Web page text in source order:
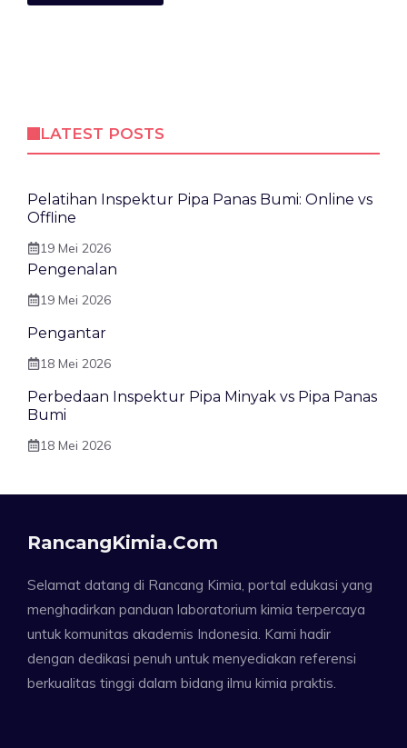
LATEST POSTS
Pelatihan Inspektur Pipa Panas Bumi: Online vs
Offline
19 Mei 2026
Pengenalan
19 Mei 2026
Pengantar
18 Mei 2026
Perbedaan Inspektur Pipa Minyak vs Pipa Panas
Bumi
18 Mei 2026
RancangKimia.com
Selamat datang di Rancang Kimia, portal edukasi yang
menghadirkan panduan laboratorium kimia terpercaya
untuk komunitas akademis Indonesia. Kami hadir
dengan dedikasi penuh untuk menyediakan referensi
berkualitas tinggi dalam bidang ilmu kimia praktis.